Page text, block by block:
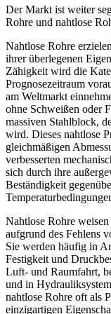
Der Markt ist weiter
Rohre und nahtlose
Nahtlose Rohre
ihrer überlegenen
Zähigkeit wird die
Prognosezeitraum
am Weltmarkt
ohne Schweißen oder
massiven Stahlblock,
wird. Dieses nahtlose
gleichmäßigen
verbesserten
sich durch ihre
Beständigkeit
Nahtlose Rohre
aufgrund des Fehlens
Sie werden häufig in
Festigkeit und
Luft- und Raumfahrt,
und in
nahtlose Rohre oft als
einzigartigen